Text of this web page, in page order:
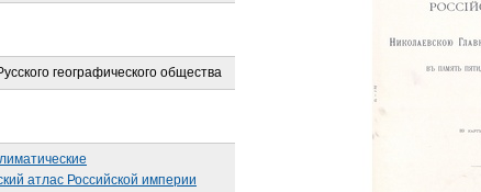
географического общества
атлас Российской империи